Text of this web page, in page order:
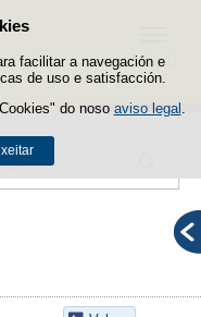
facilitar a navegación e
de uso e satisfacción.
do noso aviso legal
contido
Menú